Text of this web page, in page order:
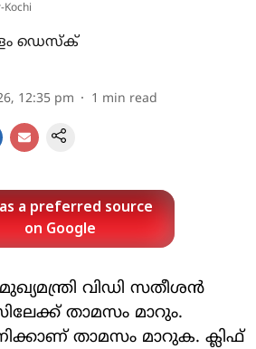
Kochi
ഡെസ്ക്
12:35 pm 1 min read
a preferred source
on Google
വിഡി സതീശന്‍
താമസം മാറും.
താമസം മാറുക. ക്ലിഫ്